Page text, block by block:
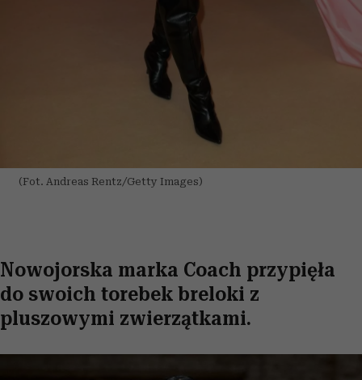
(Fot. Andreas Rentz/Getty Images)
Nowojorska marka Coach przypięła
do swoich torebek breloki z
pluszowymi zwierzątkami.